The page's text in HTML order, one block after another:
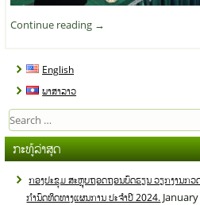
Continue reading →
English
ພາສາລາວ
Search
for:
ກະທູ້ລ່າສຸດ
ກອງປະຊຸມ ສະຫຼຸບຖອດຖອນບົດຮຽນ ວຽກງານກວ
ກໍານົດທິດທາງແຜນການ ປະຈໍາປີ 2024.